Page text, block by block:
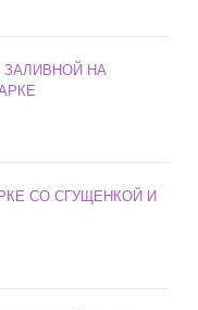
НА
СО СГУЩЕНКОЙ И